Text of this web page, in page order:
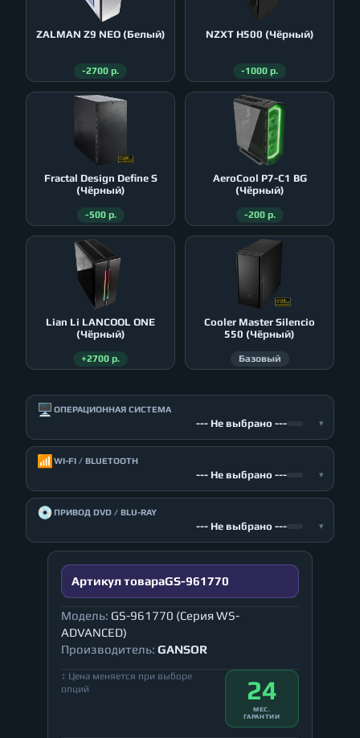
ZALMAN Z9 NEO (Белый)
-2700 р.
NZXT H500 (Чёрный)
-1000 р.
Fractal Design Define S
(Чёрный)
-500 р.
AeroСool P7-C1 BG
(Чёрный)
-200 р.
Lian Li LANCOOL ONE
(Чёрный)
+2700 р.
Cooler Master Silencio
550 (Чёрный)
Базовый
🖥️ ОПЕРАЦИОННАЯ СИСТЕМА
--- Не выбрано --- ▾
📶 WI-FI / BLUETOOTH
--- Не выбрано --- ▾
💿ПРИВОД DVD / BLU-RAY
--- Не выбрано --- ▾
Артикул товараGS-961770
Модель: GS-961770 (Серия WS-
ADVANCED)
Производитель: GANSOR
↕ Цена меняется при выборе
опций
24
МЕС.
ГАРАНТИИ